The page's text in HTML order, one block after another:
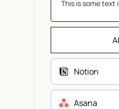
This is some text
Notion
Asana